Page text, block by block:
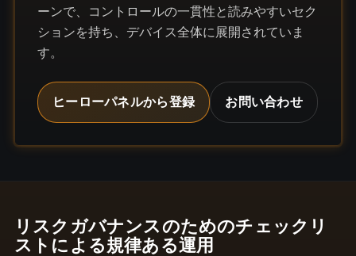
ーンで、コントロールの一貫性と読みやすいセク
ションを持ち、デバイス全体に展開されていま
す。
ヒーローパネルから登録 お問い合わせ
リスクガバナンスのためのチェックリ
ストによる規律ある運用